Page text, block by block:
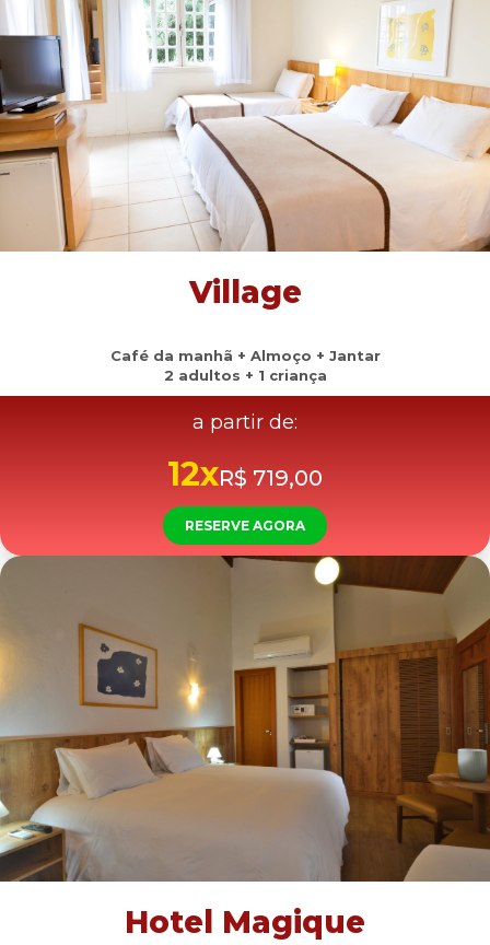
Village
Café da manhã + Almoço + Jantar
2 adultos + 1 criança
a partir de:
12xR$ 719,00
RESERVE AGORA
Hotel Magique